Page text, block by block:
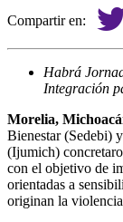
Compartir en:
Habrá
Integración
Morelia,
Bienestar (Sedebi)
(Ijumich)
con el objetivo de
orientadas a
originan la